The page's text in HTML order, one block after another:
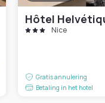
Hôtel
Nice
Gratis annulering
Betaling in het hotel